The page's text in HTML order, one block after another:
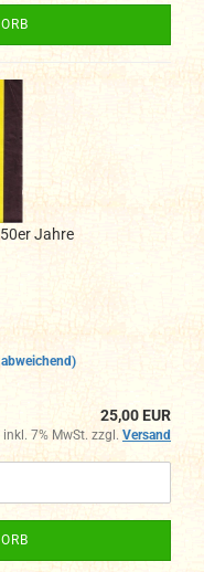
Jahre
25,00 EUR
inkl. 7% MwSt. zzgl. Versand